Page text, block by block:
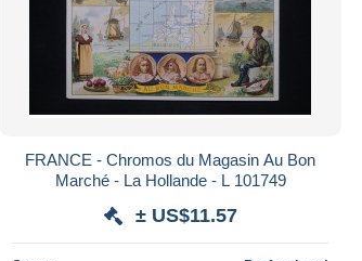
FRANCE - Chromos du Magasin Au Bon
Marché - La Hollande - L 101749
± US$11.57